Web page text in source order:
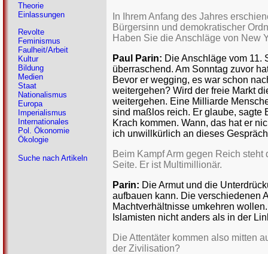
In Ihrem Anfang des Jahres
Bürgersinn und demokratischer
Haben Sie die Anschläge von New
Paul Parin: Die Anschläge vom 11.
überraschend. Am Sonntag zuvor
Bevor er wegging, es war schon
weitergehen? Wird der freie Markt
weitergehen. Eine Milliarde
sind maßlos reich. Er glaube, sagte
Krach kommen. Wann, das hat er
ich unwillkürlich an dieses
Beim Kampf Arm gegen Reich
Seite. Er ist Multimillionär.
Parin: Die Armut und die
aufbauen kann. Die verschiedenen
Machtverhältnisse umkehren
Islamisten nicht anders als in der
Die Attentäter kommen also mitten
der Zivilisation?
Theorie
Einlassungen
Revolte
Feminismus
Faulheit/Arbeit
Kultur
Bildung
Medien
Staat
Nationalismus
Europa
Imperialismus
Internationales
Pol. Ökonomie
Ökologie
Suche nach Artikeln